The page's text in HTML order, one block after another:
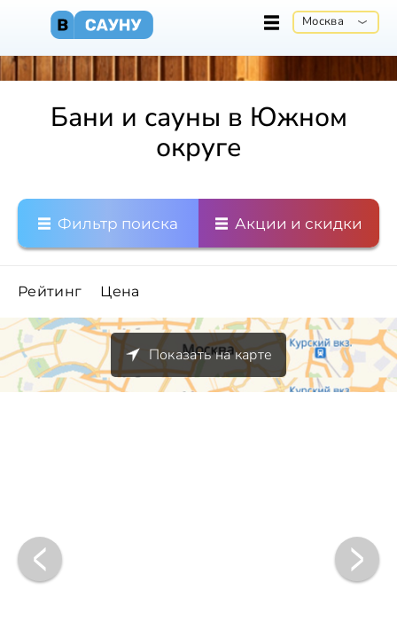
Москва
Бани и сауны в Южном
округе
Фильтр поиска Акции и скидки
Рейтинг Цена
Показать на карте